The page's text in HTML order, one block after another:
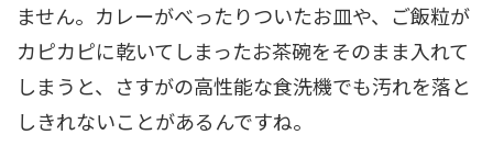
ません。カレーがべったりついたお皿や、ご飯粒が
カピカピに乾いてしまったお茶碗をそのまま入れて
しまうと、さすがの高性能な食洗機でも汚れを落と
しきれないことがあるんですね。